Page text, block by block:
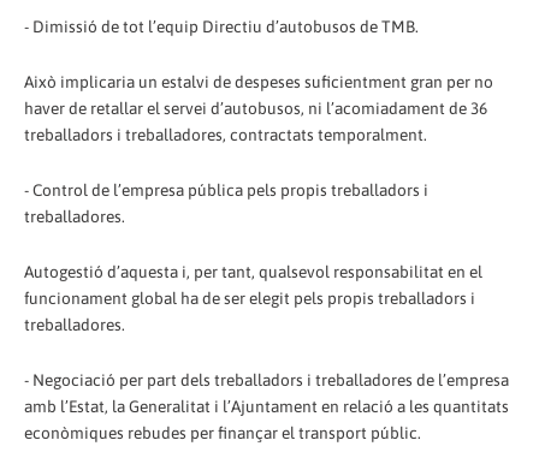
- Dimissió de tot l’equip Directiu d’autobusos de TMB.
Això implicaria un estalvi de despeses suficientment gran per no
haver de retallar el servei d’autobusos, ni l’acomiadament de 36
treballadors i treballadores, contractats temporalment.
- Control de l’empresa pública pels propis treballadors i
treballadores.
Autogestió d’aquesta i, per tant, qualsevol responsabilitat en el
funcionament global ha de ser elegit pels propis treballadors i
treballadores.
- Negociació per part dels treballadors i treballadores de l’empresa
amb l’Estat, la Generalitat i l’Ajuntament en relació a les quantitats
econòmiques rebudes per finançar el transport públic.